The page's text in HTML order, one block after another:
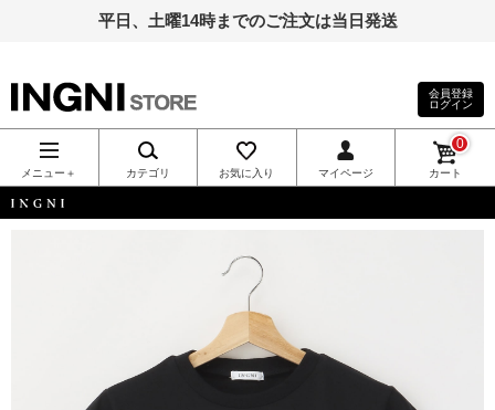
平日、土曜14時までのご注文は当日発送
INGNI（イン
グ）公式通
販｜INGNI
会員登録
ログイン
メニュー＋ カテゴリ お気に入り マイページ カート
0